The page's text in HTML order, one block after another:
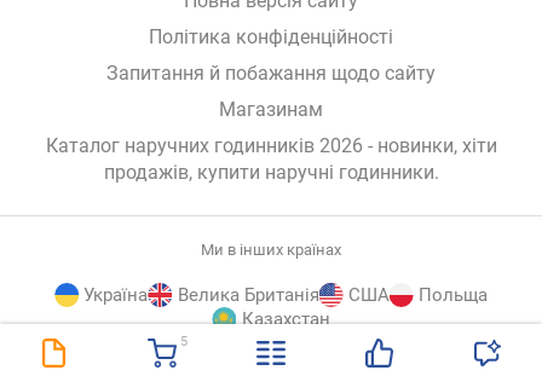
5
Політика конфіденційності
Запитання й побажання щодо сайту
Магазинам
Каталог наручних годинників 2026 - новинки, хіти
продажів, купити наручні годинники.
Ми в інших країнах
Україна Велика Британія США
Польща
Казахстан